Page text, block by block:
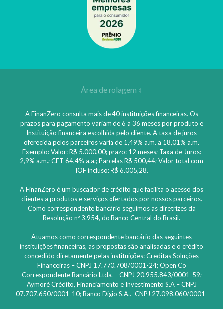
A FinanZero consulta mais de 40 instituições financeiras. Os
prazos para pagamento variam de 6 a 36 meses por produto e
Instituição financeira escolhida pelo cliente. A taxa de juros
oferecida pelos parceiros varia de 1,49% a.m. a 18,01% a.m.
Exemplo: Valor: R$ 5.000,00; prazo: 12 meses; Taxa de Juros:
2,9% a.m.; CET 64,4% a.a.; Parcelas R$ 500,44; Valor total com
IOF incluso: R$ 6.005,28.
A FinanZero é um buscador de crédito que facilita o acesso dos
clientes a produtos e serviços ofertados por nossos parceiros.
Como correspondente bancário seguimos as diretrizes da
Resolução nº 3.954, do Banco Central do Brasil.
Atuamos como correspondente bancário das seguintes
instituições financeiras, as propostas são analisadas e o crédito
concedido diretamente pelas instituições: ‎Creditas Soluções
Financeiras – CNPJ 17.770.708/0001-24; Open Co
Correspondente Bancário Ltda. – CNPJ 20.955.843/0001-59;
Aymoré Crédito, Financiamento e Investimento S.A – CNPJ
07.707.650/0001-10; Banco Digio S.A..- CNPJ 27.098.060/0001-